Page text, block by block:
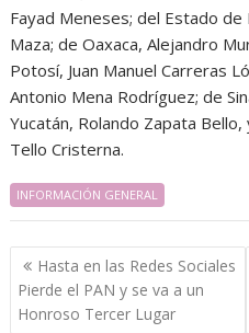
Fayad Meneses; del Estado
Maza; de Oaxaca, Alejandro
Potosí, Juan Manuel Carreras
Antonio Mena Rodríguez; de
Yucatán, Rolando Zapata
Tello Cristerna.
INFORMACIÓN GENERAL
Navegación
de
entradas
Hasta en las Redes Sociales
Pierde el PAN y se va a un
Honroso Tercer Lugar